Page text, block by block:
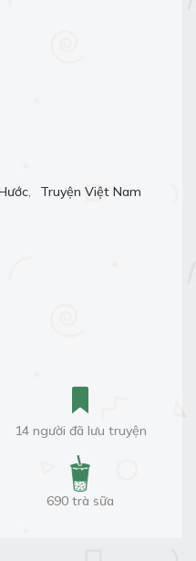
,
Truyện Việt Nam
14 người đã lưu truyện
690 trà sữa